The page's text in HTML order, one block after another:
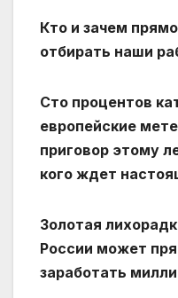
Кто и зачем
отбирать наши
Сто процентов
европейские
приговор этому
кого ждет
Золотая
России может
заработать